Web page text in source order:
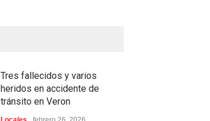
Tres fallecidos y varios
heridos en accidente de
tránsito en Veron